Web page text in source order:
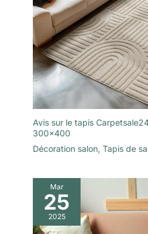
Avis sur le tapis
300×400
Décoration salon, Tapis de
Mar
25
2025